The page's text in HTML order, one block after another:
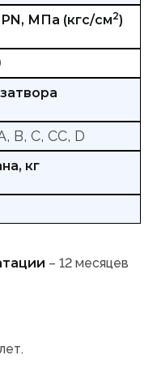
МПа (кгс/см2)
В, С, СС, D
кг
– 12 месяцев